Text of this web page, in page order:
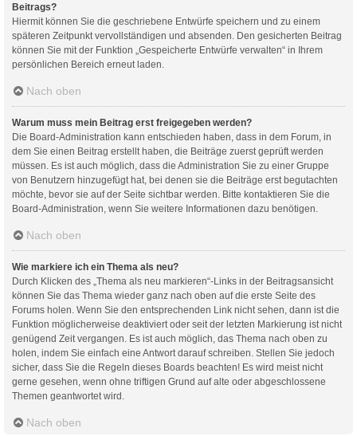
Beitrags?
Hiermit können Sie die geschriebene Entwürfe speichern und zu einem
späteren Zeitpunkt vervollständigen und absenden. Den gesicherten Beitrag
können Sie mit der Funktion „Gespeicherte Entwürfe verwalten“ in Ihrem
persönlichen Bereich erneut laden.
Nach oben
Warum muss mein Beitrag erst freigegeben werden?
Die Board-Administration kann entschieden haben, dass in dem Forum, in
dem Sie einen Beitrag erstellt haben, die Beiträge zuerst geprüft werden
müssen. Es ist auch möglich, dass die Administration Sie zu einer Gruppe
von Benutzern hinzugefügt hat, bei denen sie die Beiträge erst begutachten
möchte, bevor sie auf der Seite sichtbar werden. Bitte kontaktieren Sie die
Board-Administration, wenn Sie weitere Informationen dazu benötigen.
Nach oben
Wie markiere ich ein Thema als neu?
Durch Klicken des „Thema als neu markieren“-Links in der Beitragsansicht
können Sie das Thema wieder ganz nach oben auf die erste Seite des
Forums holen. Wenn Sie den entsprechenden Link nicht sehen, dann ist die
Funktion möglicherweise deaktiviert oder seit der letzten Markierung ist nicht
genügend Zeit vergangen. Es ist auch möglich, das Thema nach oben zu
holen, indem Sie einfach eine Antwort darauf schreiben. Stellen Sie jedoch
sicher, dass Sie die Regeln dieses Boards beachten! Es wird meist nicht
gerne gesehen, wenn ohne triftigen Grund auf alte oder abgeschlossene
Themen geantwortet wird.
Nach oben